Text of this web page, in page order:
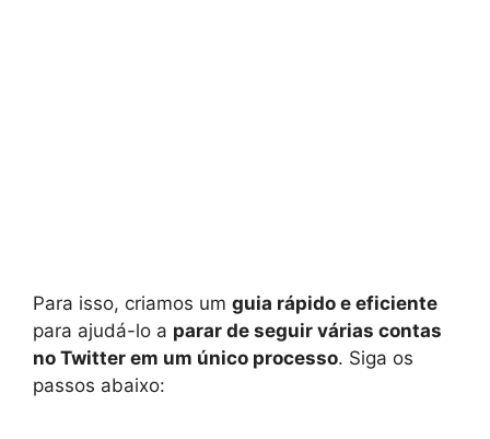
Para isso, criamos um guia rápido e eficiente
para ajudá-lo a parar de seguir várias contas
no Twitter em um único processo. Siga os
passos abaixo: